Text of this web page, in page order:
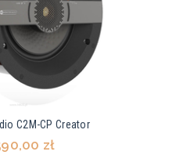
C2M-CP Creator
zł